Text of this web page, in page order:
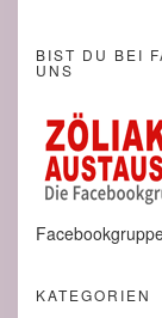
BIST DU BEI
UNS
KATEGORIEN